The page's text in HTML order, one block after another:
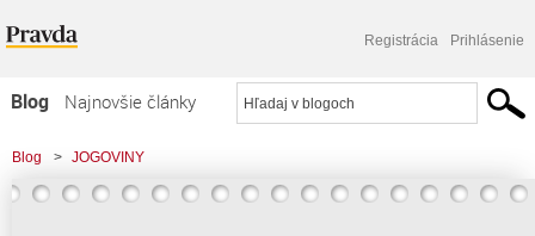
Registrácia Prihlásenie
Blog
Najnovšie články
Najčítanejšie články
Najkomentovanejšie články
Blog > JOGOVINY